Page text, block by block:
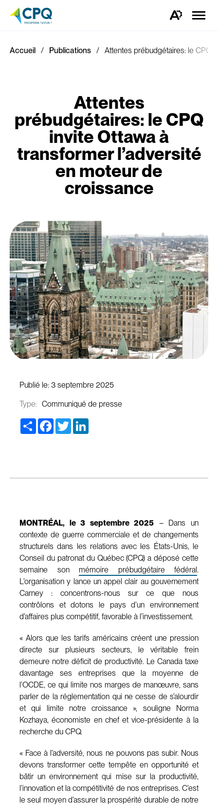
Ouvrez
d'accessibilité.
la
Accueil Publications Attentes prébudgétaires: le CPQ
Attentes
prébudgétaires: le CPQ
invite Ottawa à
transformer l’adversité
en moteur de
croissance
Publié le: 3 septembre 2025
Type: Communiqué de presse
Share Facebook
Twitter
MONTRÉAL, le 3 septembre 2025 – Dans un
contexte de guerre commerciale et de changements
structurels dans les relations avec les États-Unis, le
Conseil du patronat du Québec (CPQ) a déposé cette
semaine son mémoire prébudgétaire fédéral.
L’organisation y lance un appel clair au gouvernement
Carney : concentrons-nous sur ce que nous
contrôlons et dotons le pays d’un environnement
d’affaires plus compétitif, favorable à l’investissement.
« Alors que les tarifs américains créent une pression
directe sur plusieurs secteurs, le véritable frein
demeure notre déficit de productivité. Le Canada taxe
davantage ses entreprises que la moyenne de
l’OCDE, ce qui limite nos marges de manœuvre, sans
parler de la réglementation qui ne cesse de s’alourdir
et qui limite notre croissance », souligne Norma
Kozhaya, économiste en chef et vice-présidente à la
recherche du CPQ.
« Face à l’adversité, nous ne pouvons pas subir. Nous
devons transformer cette tempête en opportunité et
bâtir un environnement qui mise sur la productivité,
l’innovation et la compétitivité de nos entreprises. C’est
le seul moyen d’assurer la prospérité durable de notre